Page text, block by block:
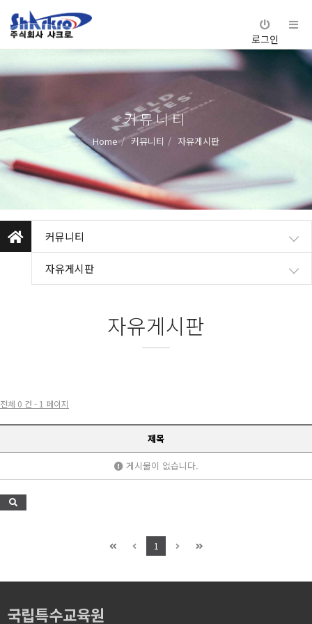
로그인
커뮤니티
Home 커뮤니티 자유게시판
커뮤니티
자유게시판
자유게시판
전체 0 건 - 1 페이지
제목
게시물이 없습니다.
1
국립특수교육원